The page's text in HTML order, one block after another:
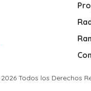
Todos los Derechos